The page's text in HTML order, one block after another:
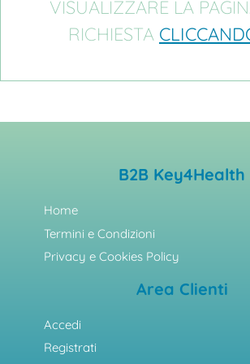
VISUALIZZARE LA
RICHIESTA
B2B Key4Health
Home
Termini e Condizioni
Privacy e Cookies Policy
Area Clienti
Accedi
Registrati